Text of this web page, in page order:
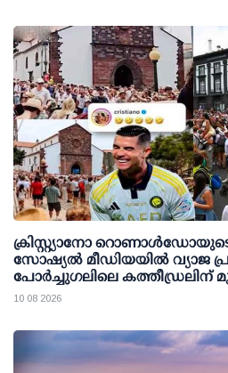
ക്രിസ്റ്റ്യാനോ
സോഷ്യല്‍ മീഡിയയില്‍ വ്യാജ
പോര്‍ച്ചുഗലിലെ കത്തീഡ്രലിന് മുന്നില്‍
ജനക്കൂട്ടം
10 08 2026